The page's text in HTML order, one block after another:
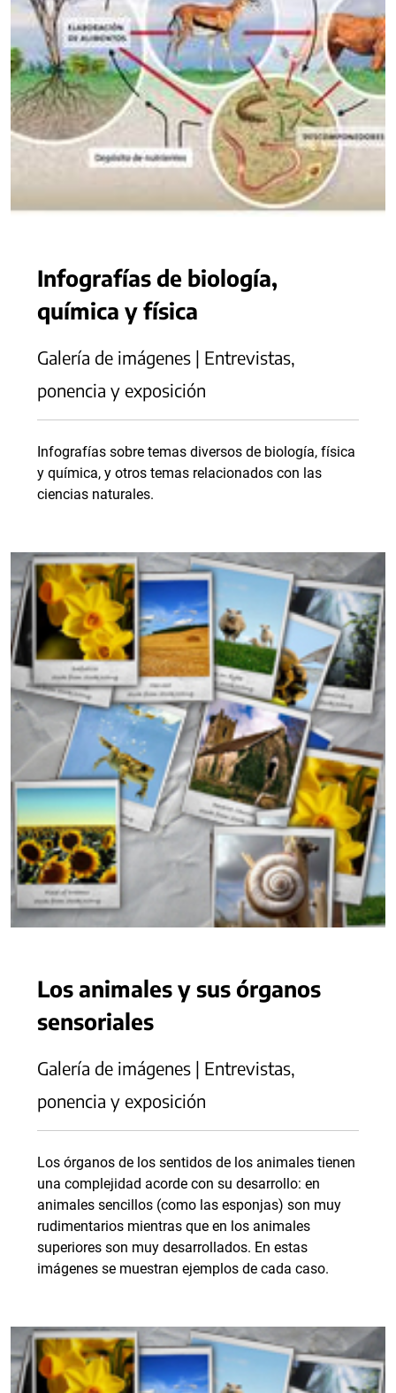
Infografías de biología,
química y física
Galería de imágenes | Entrevistas,
ponencia y exposición
Infografías sobre temas diversos de biología, física
y química, y otros temas relacionados con las
ciencias naturales.
Los animales y sus órganos
sensoriales
Galería de imágenes | Entrevistas,
ponencia y exposición
Los órganos de los sentidos de los animales tienen
una complejidad acorde con su desarrollo: en
animales sencillos (como las esponjas) son muy
rudimentarios mientras que en los animales
superiores son muy desarrollados. En estas
imágenes se muestran ejemplos de cada caso.